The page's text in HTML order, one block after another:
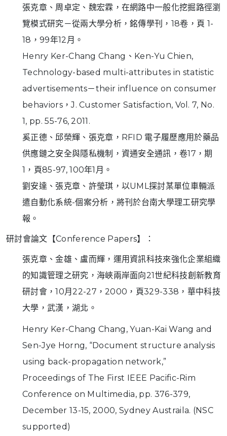
張克章、周卓定、魏宏霖，在網路中一般化挖掘路徑瀏
覽模式研究－從兩大學分析，銘傳學刊，18卷，頁 1-
18，99年12月。
Henry Ker-Chang Chang、Ken-Yu Chien,
Technology-based multi-attributes in statistic
advertisements－their influence on consumer
behaviors，J. Customer Satisfaction, Vol. 7, No.
1, pp. 55-76, 2011.
奚正德、邱榮輝、張克章，RFID 電子履歷應用於藥品
供應鏈之安全與隱私機制，資通安全通訊，卷17，期
1，頁85-97, 100年1月。
劉安達、張克章、許瑩琪，以UML探討某單位車輛派
遣自動化系統-個案分析，將刊於台南大學理工研究學
報。
研討會論文【Conference Papers】：
張克章、金雄、盧而輝，運用資訊科技來強化企業組織
的知識管理之研究，海峽兩岸面向21世紀科技創新教育
研討會，10月22-27，2000，頁329-338，華中科技
大學，武漢，湖北。
Henry Ker-Chang Chang, Yuan-Kai Wang and
Sen-Jye Horng, “Document structure analysis
using back-propagation network,”
Proceedings of The First IEEE Pacific-Rim
Conference on Multimedia, pp. 376-379,
December 13-15, 2000, Sydney Austraila. (NSC
supported)